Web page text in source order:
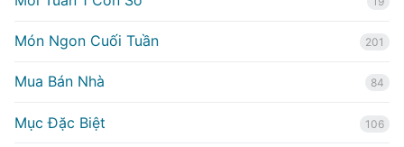
Món Ngon Cuối Tuần 201
Mua Bán Nhà 84
Mục Đặc Biệt 106